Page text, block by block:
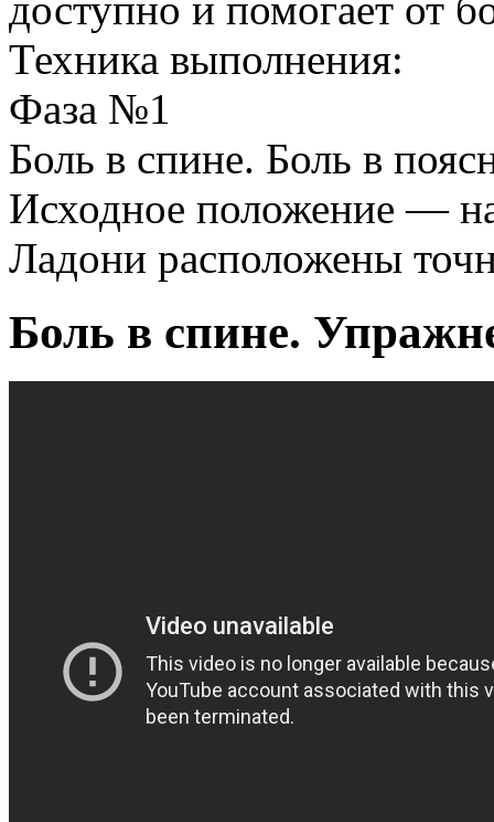
Техника выполнения:
Фаза №1
Боль в спине. Боль в
Исходное положение —
Ладони расположены
Боль в спине.